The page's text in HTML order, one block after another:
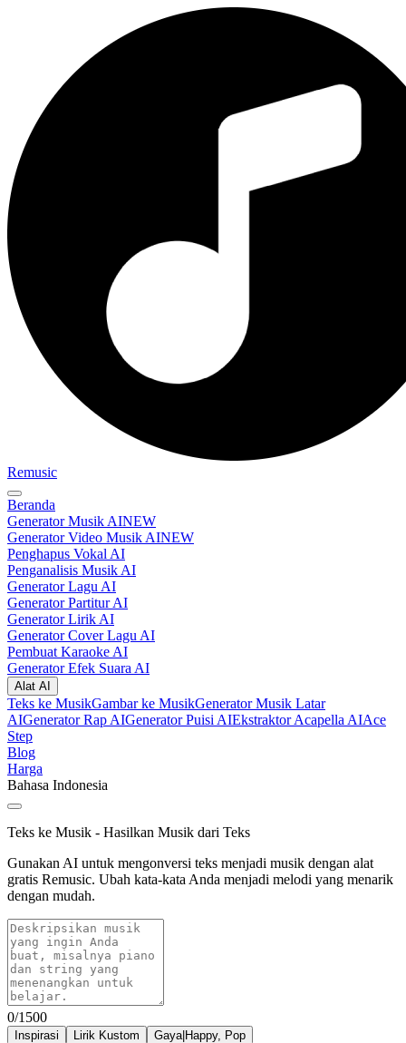
Remusic
Beranda
Generator Musik AINEW
Generator Video Musik AINEW
Penghapus Vokal AI
Penganalisis Musik AI
Generator Lagu AI
Generator Partitur AI
Generator Lirik AI
Generator Cover Lagu AI
Pembuat Karaoke AI
Generator Efek Suara AI
Alat AI
Teks ke MusikGambar ke MusikGenerator Musik Latar
AIGenerator Rap AIGenerator Puisi AIEkstraktor Acapella AIAce
Step
Blog
Harga
Bahasa Indonesia
Teks ke Musik - Hasilkan Musik dari Teks
Gunakan AI untuk mengonversi teks menjadi musik dengan alat
gratis Remusic. Ubah kata-kata Anda menjadi melodi yang menarik
dengan mudah.
0/1500
Inspirasi Lirik Kustom Gaya| Happy, Pop